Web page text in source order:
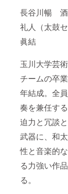
長谷川暢
礼人（太鼓
眞結
玉川大学芸
チームの卒
年結成。全
奏を兼任す
迫力と冗談
武器に、和
性と音楽的
る力強い作
る。